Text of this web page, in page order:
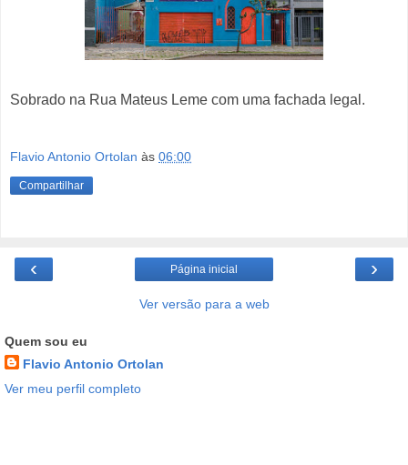
Sobrado na Rua Mateus Leme com uma fachada legal.
Flavio Antonio Ortolan às 06:00
Compartilhar
‹ ›
Página inicial
Ver versão para a web
Quem sou eu
Flavio Antonio Ortolan
Ver meu perfil completo